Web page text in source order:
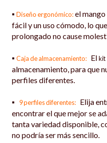
▪ Diseño ergonómico: el
fácil y un uso cómodo, lo
prolongado no cause
▪ Caja de almacenamiento: El kit
almacenamiento, para que
perfiles diferentes.
▪ 9 perfiles diferentes: Elija
encontrar el que mejor se
tanta variedad disponible,
no podría ser más sencillo.